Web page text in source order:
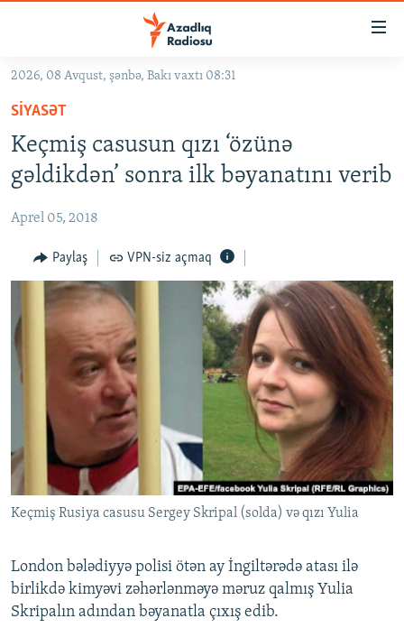
Əsas
qayıt
Əsas
naviqasiyaya
qayıt
Axtarışa
keç
GÜNDƏM
KORRUPSIOMETR
#ƏSLINDƏ
FƏRQƏ BAX
QANUNI DOĞRU
ARAŞDIRMA
MULTIMEDIA
FOTOQALEREYA
İNFOQRAFIKA
KARIKATURA
RADIO ARXIV
OXU ZALI
AZƏRBAYCAN ƏDƏBIYYATI KITABXANASI
İSLAM VƏ DEMOKRATIYA
İZ - MƏDƏNIYYƏT PROQRAMI
HAQQIMIZDA
MISSIYAMIZ
PEŞƏ ETIKASI VƏ JURNALISTIKA STANDARTLARIMIZ
MATERIALLARIMIZDAN ISTIFADƏ
AZADLIQRADIOSU MOBIL TELEFONUNUZDA
XƏBƏR BÜLLETENLƏRIMIZ
BIZI IZLƏ
RFE/RL-in bütün saytları
2026, 08 Avqust, şənbə, Bakı vaxtı 08:31
SIYASƏT
Keçmiş casusun qızı ‘özünə
gəldikdən’ sonra ilk bəyanatını verib
Aprel 05, 2018
Paylaş VPN-siz açmaq
Keçmiş Rusiya casusu Sergey Skripal (solda) və qızı Yulia
London bələdiyyə polisi ötən ay İngiltərədə atası ilə
birlikdə kimyəvi zəhərlənməyə məruz qalmış Yulia
Skripalın adından bəyanatla çıxış edib.